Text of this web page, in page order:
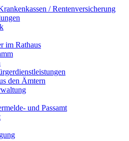
/ Rentenversicherung
im Rathaus
den Ämtern
und Passamt